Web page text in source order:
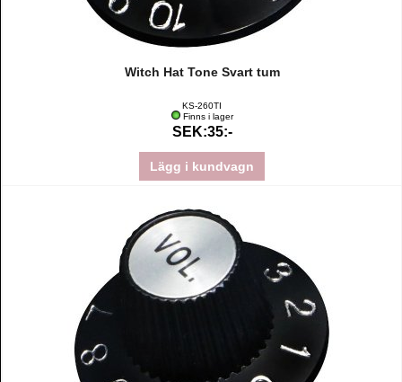
Witch Hat Tone Svart tum
KS-260TI
Finns i lager
SEK:35:-
Lägg i kundvagn